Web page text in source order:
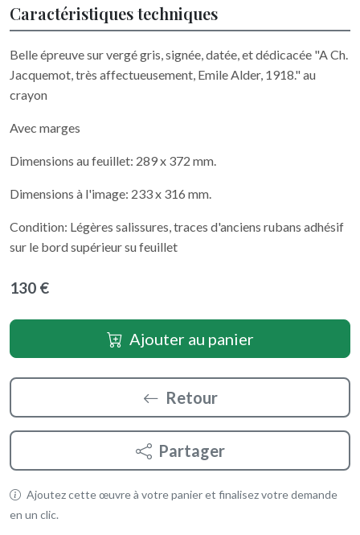
Caractéristiques techniques
Belle épreuve sur vergé gris, signée, datée, et dédicacée "A Ch.
Jacquemot, très affectueusement, Emile Alder, 1918." au
crayon
Avec marges
Dimensions au feuillet: 289 x 372 mm.
Dimensions à l'image: 233 x 316 mm.
Condition: Légères salissures, traces d'anciens rubans adhésif
sur le bord supérieur su feuillet
130 €
Ajouter au panier
Retour
Partager
Ajoutez cette œuvre à votre panier et finalisez votre demande
en un clic.